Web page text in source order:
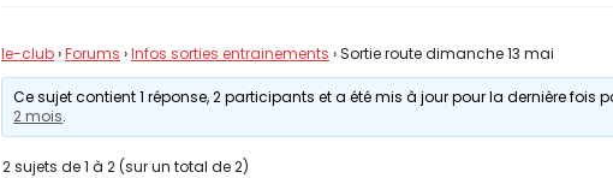
le-club›Forums ›Infos sorties entrainements ›Sortie route dimanche 13 mai
Ce sujet contient 1 réponse, 2 participants et a été mis à jour pour la dernière fois
2 mois.
2 sujets de 1 à 2 (sur un total de 2)